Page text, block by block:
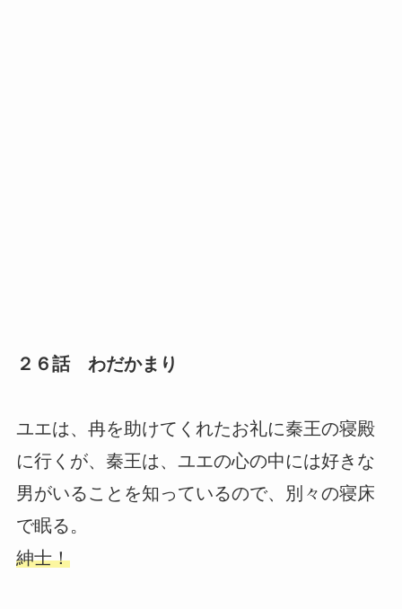
２６話 わだかまり
ユエは、冉を助けてくれたお礼に秦王の寝殿
に行くが、秦王は、ユエの心の中には好きな
男がいることを知っているので、別々の寝床
で眠る。
紳士！